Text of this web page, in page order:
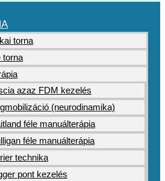
torna
torna
azaz FDM kezelés
(neurodinamika)
féle manuálterápia
féle manuálterápia
technika
pont kezelés